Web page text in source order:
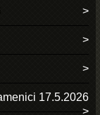
17.5.2026